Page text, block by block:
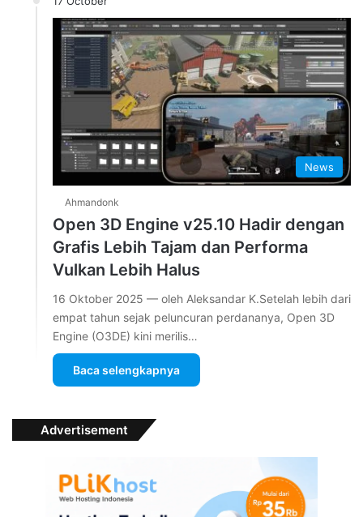
News
Ahmandonk
Open 3D Engine v25.10 Hadir dengan
Grafis Lebih Tajam dan Performa
Vulkan Lebih Halus
16 Oktober 2025 — oleh Aleksandar K.Setelah lebih dari
empat tahun sejak peluncuran perdananya, Open 3D
Engine (O3DE) kini merilis…
Baca selengkapnya
Advertisement